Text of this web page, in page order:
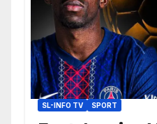
SL-INFO TV SPORT